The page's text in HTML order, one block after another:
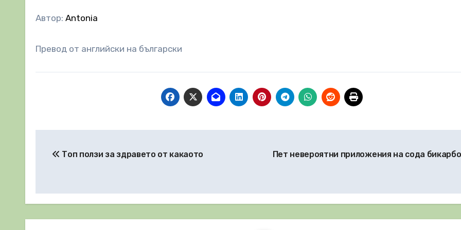
Автор: Antonia
Превод от английски на български
Топ ползи за здравето от какаото Пет невероятни приложения на сода